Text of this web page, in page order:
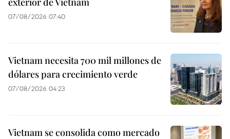
07/08/2026 07:40
Vietnam necesita 700 mil millones de
dólares para crecimiento verde
07/08/2026 04:23
Vietnam se consolida como mercado